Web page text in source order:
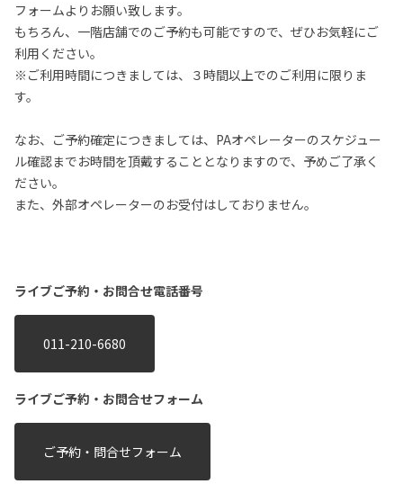
フォームよりお願い致します。
もちろん、一階店舗でのご予約も可能ですので、ぜひお気軽にご
利用ください。
※ご利用時間につきましては、３時間以上でのご利用に限りま
す。
なお、ご予約確定につきましては、PAオペレーターのスケジュー
ル確認までお時間を頂戴することとなりますので、予めご了承く
ださい。
また、外部オペレーターのお受付はしておりません。
ライブご予約・お問合せ電話番号
011-210-6680
ライブご予約・お問合せフォーム
ご予約・問合せフォーム